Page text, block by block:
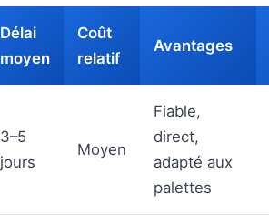
Délai
moyen
Coût
relatif
Avantages
3–5
jours
Moyen
Fiable,
direct,
adapté aux
palettes